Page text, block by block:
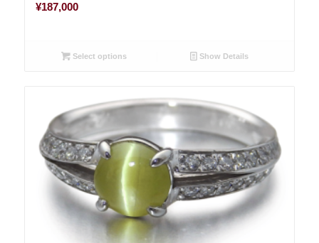
¥187,000
Select options Show Details